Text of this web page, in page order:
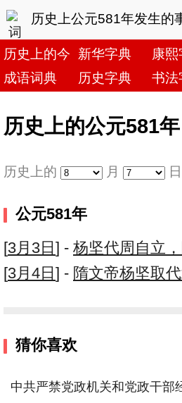
历史上公元581年发生的
历史上的今天新华字典 康
成语词典
历史字典 书法
历史上的公元581年
历史上的 月 日
公元581年
[3月3日 ] - 杨坚代周自立
[3月4日 ] - 隋文帝杨坚取
猜你喜欢
中共严禁党政机关和党政干部